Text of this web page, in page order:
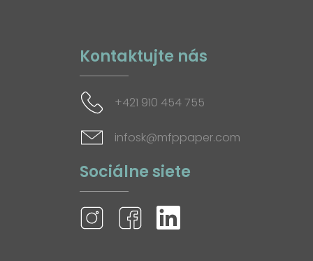
Kontaktujte nás
+421 910 454 755
infosk@mfppaper.com
Sociálne siete